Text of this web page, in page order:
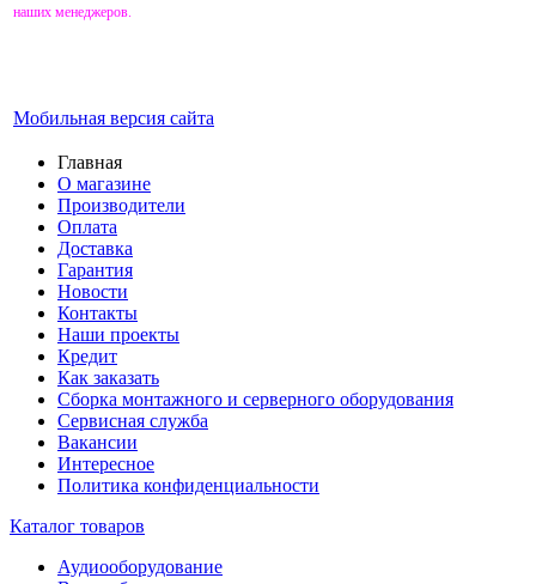
наших менеджеров.
Мобильная версия сайта
Главная
О магазине
Производители
Оплата
Доставка
Гарантия
Новости
Контакты
Наши проекты
Кредит
Как заказать
Сборка монтажного и серверного оборудования
Сервисная служба
Вакансии
Интересное
Политика конфиденциальности
Каталог товаров
Аудиооборудование